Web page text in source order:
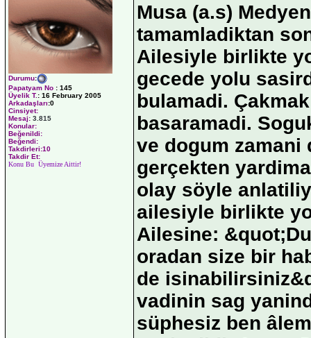
Durumu:
Papatyam No : 145
Üyelik T.: 16 February 2005
Arkadaşları:0
Cinsiyet:
Mesaj: 3.815
Konular:
Beğenildi:
Beğendi:
Takdirleri:10
Takdir Et:
Konu Bu Üyemize Aittir!
Musa (a.s)
tamamladiktan
Ailesiyle birlikte
gecede yolu
bulamadi.
basaramadi.
ve dogum zamani
gerçekten
olay söyle
ailesiyle birlikte
Ailesine:
oradan size bir
de
vadinin sag
süphesiz ben